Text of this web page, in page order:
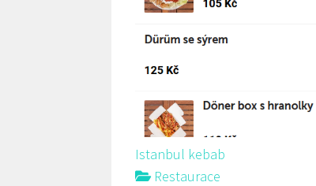
Istanbul kebab
Restaurace